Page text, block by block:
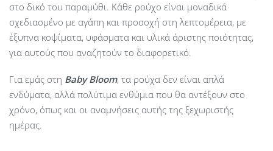
στο δικό του παραμύθι. Κάθε ρούχο είναι μοναδικά
σχεδιασμένο με αγάπη και προσοχή στη λεπτομέρεια, με
έξυπνα κοψίματα, υφάσματα και υλικά άριστης ποιότητας,
για αυτούς που αναζητούν το διαφορετικό.
Για εμάς στη Baby Bloom, τα ρούχα δεν είναι απλά
ενδύματα, αλλά πολύτιμα ενθύμια που θα αντέξουν στο
χρόνο, όπως και οι αναμνήσεις αυτής της ξεχωριστής
ημέρας.